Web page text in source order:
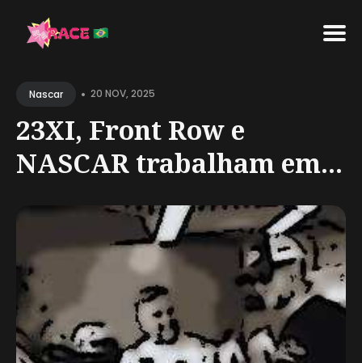
forNascar • 20 NOV, 2025
23XI, Front Row e
NASCAR trabalham em...